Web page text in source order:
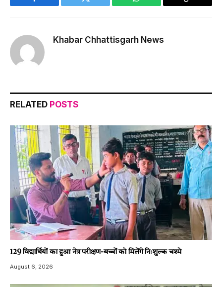
Facebook Twitter WhatsApp
Copy
Khabar Chhattisgarh News
RELATED POSTS
129 विद्यार्थियों का हुआ नेत्र परीक्षण-बच्चों को मिलेंगे निःशुल्क चश्मे
August 6, 2026